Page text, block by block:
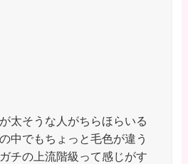
太そうな人がちらほらいる
中でもちょっと毛色が違う
チの上流階級って感じがす